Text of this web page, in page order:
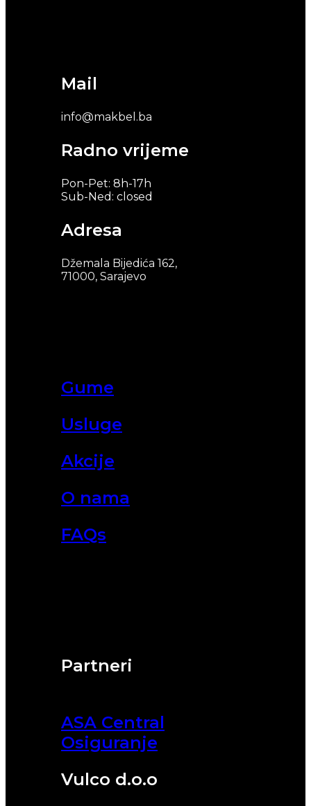
Partneri
ASA Central
Osiguranje
Vulco d.o.o
Gume
Usluge
Akcije
O nama
FAQs
Mail
info@makbel.ba
Radno vrijeme
Pon-Pet: 8h-17h
Sub-Ned: closed
Adresa
Džemala Bijedića 162,
71000, Sarajevo